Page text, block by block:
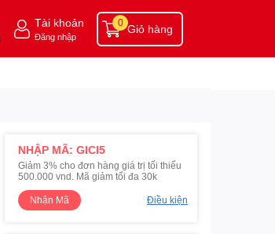
Tài khoản
Đăng nhập
Giỏ hàng
0
NHẬP MÃ: GICI5
Giảm 3% cho đơn hàng giá trị tối thiểu
500.000 vnd. Mã giảm tối đa 30k
Nhận Mã
Điều kiện